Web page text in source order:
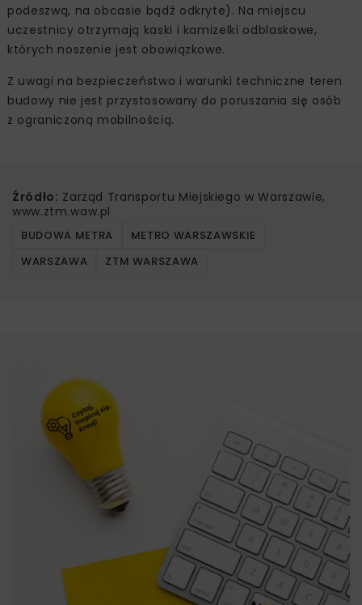
podeszwą, na obcasie bądź odkryte). Na miejscu
uczestnicy otrzymają kaski i kamizelki odblaskowe,
których noszenie jest obowiązkowe.
Z uwagi na bezpieczeństwo i warunki techniczne teren
budowy nie jest przystosowany do poruszania się osób
z ograniczoną mobilnością.
Źródło: Zarząd Transportu Miejskiego w Warszawie,
www.ztm.waw.pl
BUDOWA METRA
METRO WARSZAWSKIE
WARSZAWA
ZTM WARSZAWA